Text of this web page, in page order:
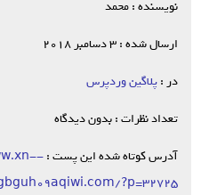
نویسنده : محمد
ارسال شده : 3 دسامبر 2018
در :پلاگین وردپرس
تعداد نظرات : بدون دیدگاه
آدرس کوتاه شده این پست :
?p=32725